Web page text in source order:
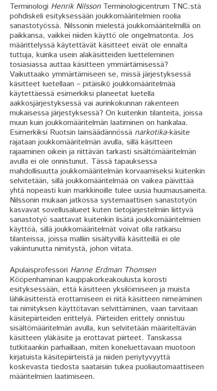
Terminologi Henrik NilssonTerminologicentrum TNC:stä
pohdiskeli esityksessään joukkomääritelmien roolia
sanastotyössä. Nilssonin mielestä joukkomääritelmillä on
paikkansa, vaikkei niiden käyttö ole ongelmatonta. Jos
määrittelyssä käytettävät käsitteet eivät ole ennalta
tuttuja, kuinka usein alakäsitteiden luetteleminen
tosiasiassa auttaa käsitteen ymmärtämisessä?
Vaikuttaako ymmärtämiseen se, missä järjestyksessä
käsitteet luetellaan – pitäisikö joukkomääritelmää
käytettäessä esimerkiksi planeetat luetella
aakkosjärjestyksessä vai aurinkokunnan rakenteen
mukaisessa järjestyksessä? On kuitenkin tilanteita, joissa
muun kuin joukkomääritelmän laatiminen on hankalaa.
Esimerkiksi Ruotsin lainsäädännössä narkotika-käsite
rajataan joukkomääritelmän avulla, sillä käsitteen
rajaaminen oikein ja riittävän tarkasti sisältömääritelmän
avulla ei ole onnistunut. Tässä tapauksessa
mahdollisuutta joukkomääritelmän korvaamiseksi kuitenkin
selvitetään, sillä joukkomääritelmää on vaikea päivittää
yhtä nopeasti kuin markkinoille tulee uusia huumausaineita.
Nilssonin mukaan jatkossa systemaattisen sanastotyön
kasvavat sovellusalueet kuten tietojärjestelmiin liittyvä
sanastotyö saattavat kuitenkin lisätä joukkomääritelmien
käyttöä, sillä joukkomääritelmät voivat olla ratkaisu
tilanteissa, joissa malliin sisältyvillä käsitteillä ei ole
vakiintunutta nimitystä, johon viitata.
Apulaisprofessori Hanne Erdman Thomsen
Kööpenhaminan kauppakorkeakoulusta korosti
esityksessään, että käsitteen yksilöimiseen ja muista
lähikäsitteistä erottamiseen ei riitä käsitteen nimeäminen
tai nimityksen käyttötavan selvittäminen, vaan tarvitaan
käsitepiirteiden erittelyä. Piirteiden erittely onnistuu
sisältömääritelmän avulla, kun selvitetään määriteltävän
käsitteen yläkäsite ja erottavat piirteet. Tanskassa
tutkitaankin parhaillaan, miten koneluettavaan muotoon
kirjatuista käsitepiirteistä ja niiden periytyvyyttä
koskevasta tiedosta saataisiin tukea puoliautomaattiseen
määritelmien laatimiseen.